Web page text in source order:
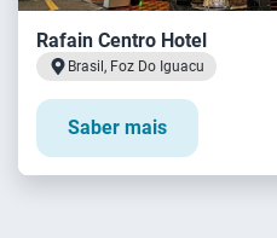
Rafain Centro Hotel
Brasil, Foz Do Iguacu
Saber mais